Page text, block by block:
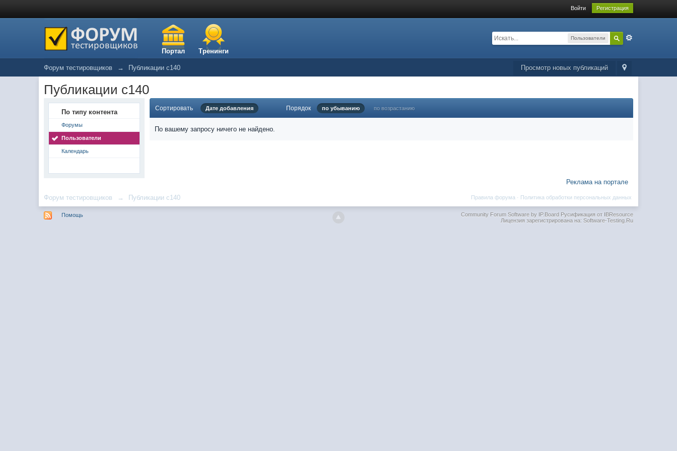
Войти Регистрация
Портал Тренинги
Пользователи
Просмотр новых публикаций
Форум тестировщиков → Публикации c140
Публикации c140
По типу контента
Форумы
Пользователи
Календарь
Сортировать Дате добавления Порядок по убыванию по возрастанию
По вашему запросу ничего не найдено.
Реклама на портале
Форум тестировщиков → Публикации c140 Политика обработки персональных данных
Правила форума ·
Помощь Community Forum Software by IP.BoardРусификация от IBResource
Лицензия зарегистрирована на: Software-Testing.Ru